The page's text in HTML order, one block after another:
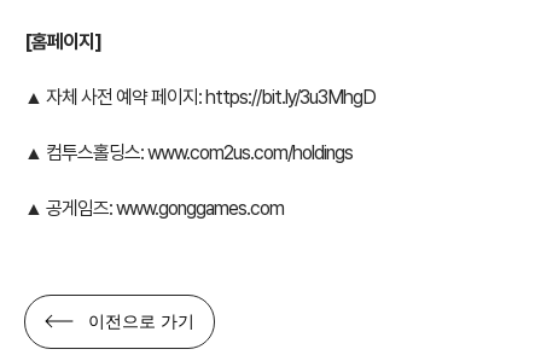
[홈페이지]
▲ 자체 사전 예약 페이지: https://bit.ly/3u3MhgD
▲ 컴투스홀딩스:www.com2us.com/holdings
▲ 공게임즈:www.gonggames.com
이전으로 가기